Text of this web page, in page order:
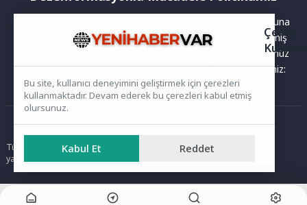
Yayınlanan haberler doğruluk ilkesi gözetilerek hazırlanır. Buna
rağmen bazı içeriklerde eksik, hatalı veya güncelliğini yitirmiş
bilgiler bulunabilir.Yanlış veya yanıltıcı olduğunu düşündüğünüz
haberleri aşağıdaki iletişim kanallarından bize bildirebilirsiniz:
Ana Sayfa
Tüm hakları saklıdır. Sitede yer alan içerikler izinsiz kopyalanamaz,
yayımlanamaz ve kullanılamaz.
Çerez
Bu site, kullanıcı deneyimini geliştirmek için çerezleri
kullanmaktadır. Devam ederek bu çerezleri kabul etmiş
olursunuz.
Kabul Et Reddet